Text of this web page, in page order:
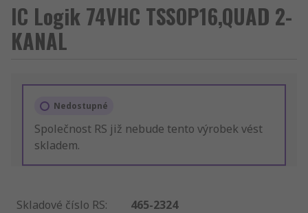
IC Logik 74VHC TSSOP16,QUAD 2-
KANAL
Nedostupné
Společnost RS již nebude tento výrobek vést
skladem.
Skladové číslo RS:
465-2324